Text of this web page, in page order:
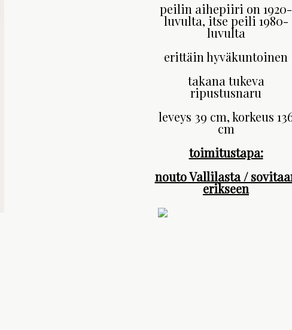
peilin aihepiiri on 1920-
luvulta, itse peili 1980-
luvulta
erittäin hyväkuntoinen
takana tukeva
ripustusnaru
leveys 39 cm, korkeus
cm
toimitustapa:
nouto Vallilasta /
erikseen​